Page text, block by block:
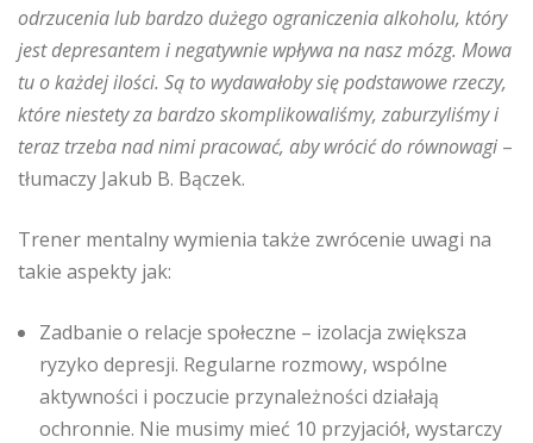
odrzucenia lub bardzo dużego ograniczenia alkoholu, który
jest depresantem i negatywnie wpływa na nasz mózg. Mowa
tu o każdej ilości. Są to wydawałoby się podstawowe rzeczy,
które niestety za bardzo skomplikowaliśmy, zaburzyliśmy i
teraz trzeba nad nimi pracować, aby wrócić do równowagi –
tłumaczy Jakub B. Bączek.
Trener mentalny wymienia także zwrócenie uwagi na
takie aspekty jak:
Zadbanie o relacje społeczne – izolacja zwiększa
ryzyko depresji. Regularne rozmowy, wspólne
aktywności i poczucie przynależności działają
ochronnie. Nie musimy mieć 10 przyjaciół, wystarczy